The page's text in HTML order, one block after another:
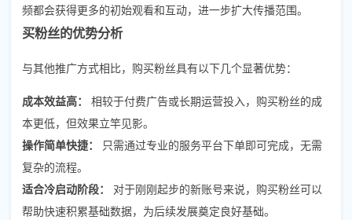
频都会获得更多的初始观看和互动，进一步扩大传播范围。
买粉丝的优势分析
与其他推广方式相比，购买粉丝具有以下几个显著优势：
成本效益高：
相较于付费广告或长期运营投入，购买粉丝的成
本更低，但效果立竿见影。
操作简单快捷：
只需通过专业的服务平台下单即可完成，无需
复杂的流程。
适合冷启动阶段：
对于刚刚起步的新账号来说，购买粉丝可以
帮助快速积累基础数据，为后续发展奠定良好基础。